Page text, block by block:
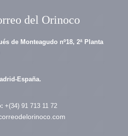
del Orinoco
de Monteagudo nº18, 2ª Planta
España.
+(34) 91 713 11 72